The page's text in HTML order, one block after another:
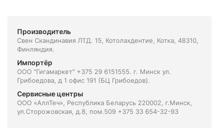
Производитель
Свен Скандинавия ЛТД. 15, Котолахдентие, Котка, 48310,
Финляндия.
Импортёр
ООО "Гигамаркет" +375 29 6151555. г. Минск ул.
Грибоедова, д 1 офис 191 (БЦ Грибоедов).
Сервисные центры
ООО «АллТеч», Республика Беларусь 220002, г.Минск,
ул.Сторожовская, д.8, пом.509 +375 33 654-32-93